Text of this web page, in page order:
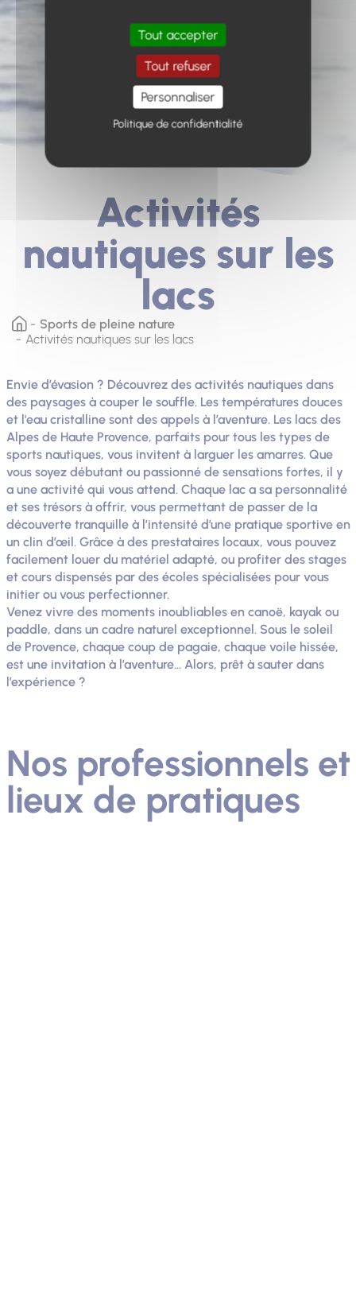
Activités
nautiques sur les
lacs
Sports de pleine nature
Activités nautiques sur les lacs
Envie d’évasion ? Découvrez des activités nautiques dans
des paysages à couper le souffle. Les températures douces
et l'eau cristalline sont des appels à l’aventure. Les lacs des
Alpes de Haute Provence, parfaits pour tous les types de
sports nautiques, vous invitent à larguer les amarres. Que
vous soyez débutant ou passionné de sensations fortes, il y
a une activité qui vous attend. Chaque lac a sa personnalité
et ses trésors à offrir, vous permettant de passer de la
découverte tranquille à l’intensité d’une pratique sportive en
un clin d’œil. Grâce à des prestataires locaux, vous pouvez
facilement louer du matériel adapté, ou profiter des stages
et cours dispensés par des écoles spécialisées pour vous
initier ou vous perfectionner.
Venez vivre des moments inoubliables en canoë, kayak ou
paddle, dans un cadre naturel exceptionnel. Sous le soleil
de Provence, chaque coup de pagaie, chaque voile hissée,
est une invitation à l’aventure… Alors, prêt à sauter dans
l’expérience ?
Nos professionnels et
lieux de pratiques
Tout accepter
Tout refuser
Personnaliser
Politique de confidentialité